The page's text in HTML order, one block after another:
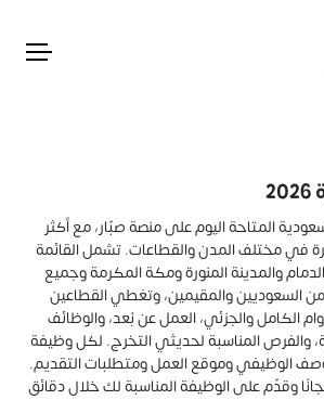
المتاحة اليوم على منصة صبّار، مع أكثر
شاغرة في مختلف المدن والقطاعات. تشمل القائمة
والمدينة المنورة ومكة المكرمة وجميع
السعوديين والمقيمين، وتغطي القطاعين
الكامل والجزئي، العمل عن بُعد، والوظائف
والفرص المناسبة لحديثي التخرج. لكل وظيفة
الوظيفي وموقع العمل ومتطلبات التقديم.
وقدّم على الوظيفة المناسبة لك خلال دقائق